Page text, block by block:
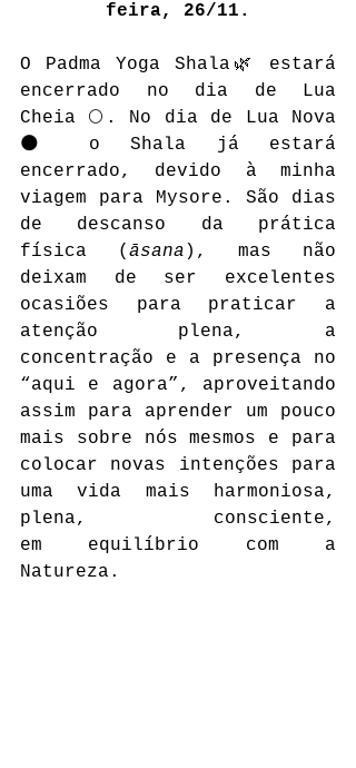
feira, 26/11.
O Padma Yoga Shala🌿 estará
encerrado no dia de Lua
Cheia 🌕. No dia de Lua Nova
🌑 o Shala já estará
encerrado, devido à minha
viagem para Mysore. São dias
de descanso da prática
física ( āsana ), mas não
deixam de ser excelentes
ocasiões para praticar a
atenção plena, a
concentração e a presença no
“aqui e agora”, aproveitando
assim para aprender um pouco
mais sobre nós mesmos e para
colocar novas intenções para
uma vida mais harmoniosa,
plena, consciente,
em equilíbrio com a
Natureza.